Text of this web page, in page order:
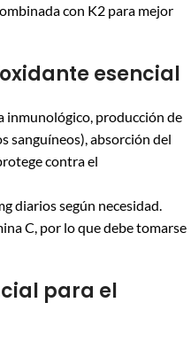
con K2 para mejor
esencial
inmunológico, producción de
sanguíneos), absorción del
contra el
diarios según necesidad.
C, por lo que debe tomarse
para el